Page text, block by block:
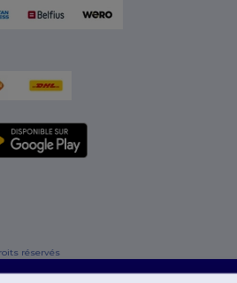
réservés
de personnalisation|Politique de